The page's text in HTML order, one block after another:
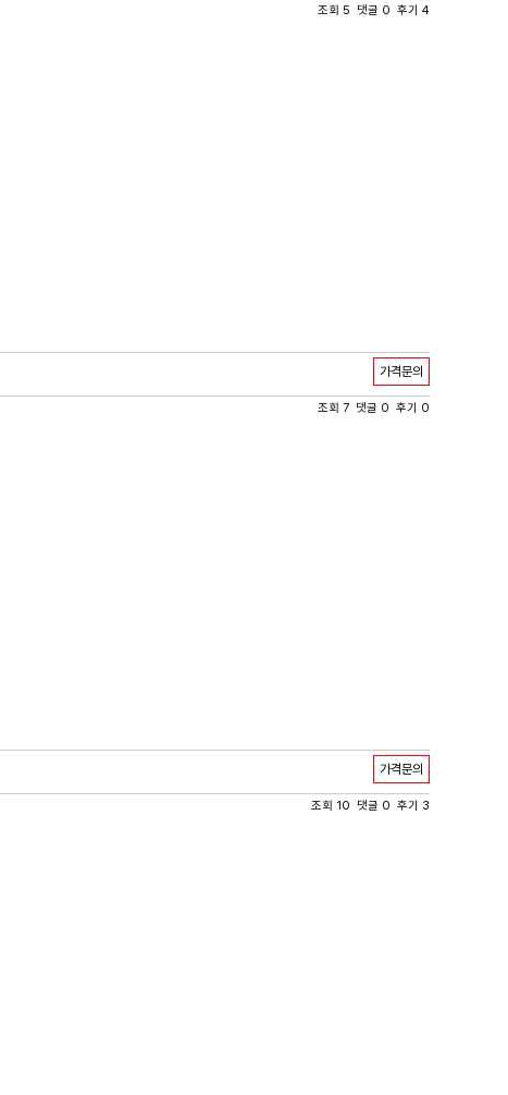
조회 5 댓글 0 후기 4
가격문의
조회 7 댓글 0 후기 0
가격문의
조회 10 댓글 0 후기 3